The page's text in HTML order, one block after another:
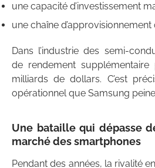
une capacité d’investissement
une chaîne
Dans l’industrie des semi-
de rendement
milliards de dollars. C’est
opérationnel que Samsung
Une bataille qui dépasse
marché des smartphones
Pendant des années, la rivalité